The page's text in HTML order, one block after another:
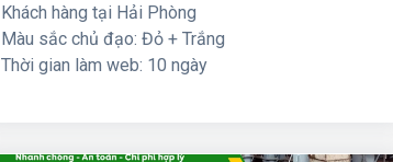
Khách hàng tại Hải Phòng
Màu sắc chủ đạo: Đỏ + Trắng
Thời gian làm web: 10 ngày